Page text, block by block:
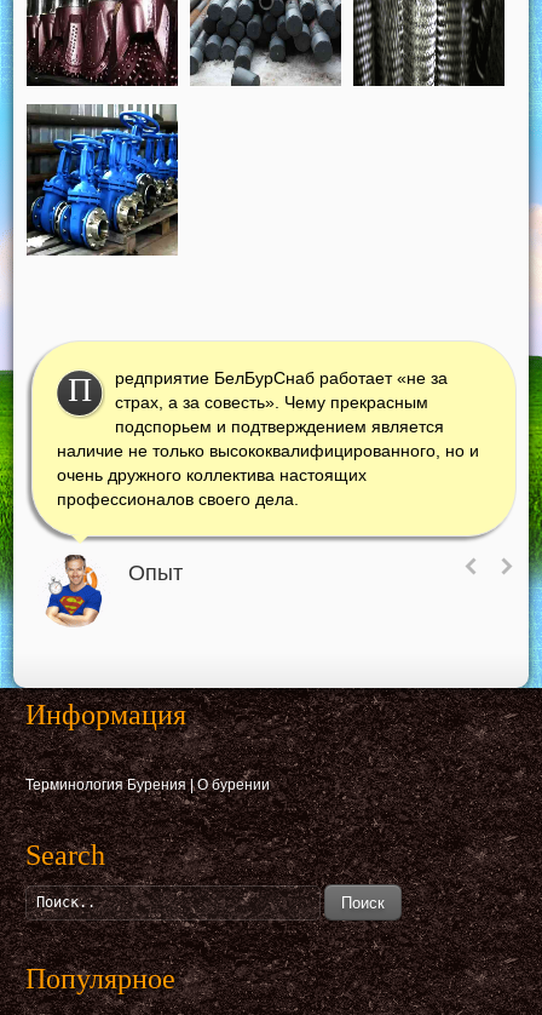
П
редприятие БелБурСнаб работает «не за
страх, а за совесть». Чему прекрасным
подспорьем и подтверждением является
наличие не только высококвалифицированного, но и
очень дружного коллектива настоящих
профессионалов своего дела.
Опыт
Информация
Терминология Бурения|О бурении
Search
Поиск
Популярное